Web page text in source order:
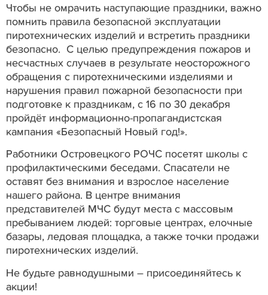
Чтобы не омрачить наступающие праздники, важно
помнить правила безопасной эксплуатации
пиротехнических изделий и встретить праздники
безопасно. С целью предупреждения пожаров и
несчастных случаев в результате неосторожного
обращения с пиротехническими изделиями и
нарушения правил пожарной безопасности при
подготовке к праздникам, с 16 по 30 декабря
пройдёт информационно-пропагандистская
кампания «Безопасный Новый год!».
Работники Островецкого РОЧС посетят школы с
профилактическими беседами. Спасатели не
оставят без внимания и взрослое население
нашего района. В центре внимания
представителей МЧС будут места с массовым
пребыванием людей: торговые центрах, елочные
базары, ледовая площадка, а также точки продажи
пиротехнических изделий.
Не будьте равнодушными – присоединяйтесь к
акции!